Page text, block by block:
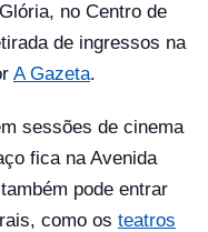
no Centro de
de ingressos na
A Gazeta.
sessões de cinema
fica na Avenida
pode entrar
como os teatros